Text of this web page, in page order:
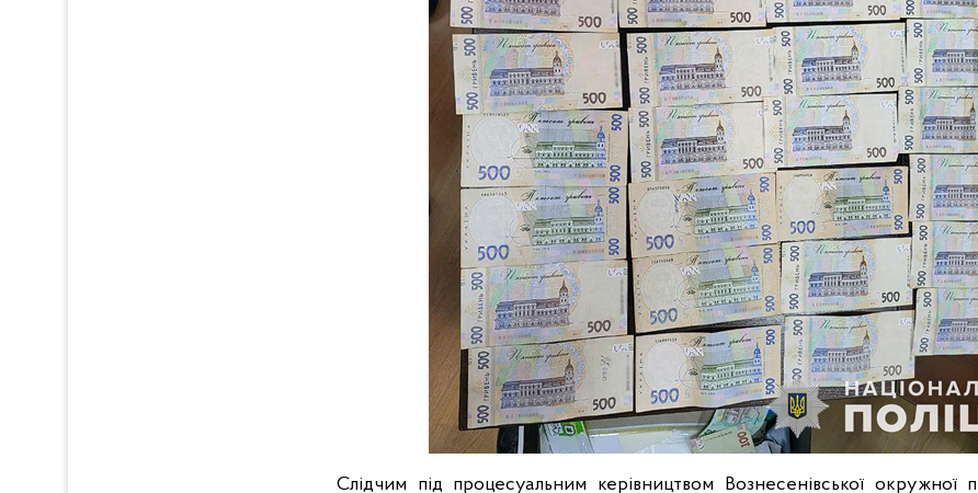
Слідчим під процесуальним керівництвом Вознесенівської окружної